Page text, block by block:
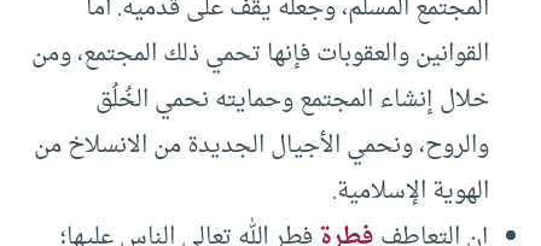
القوانين والعقوبات فإنها تحمي ذلك المجتمع، ومن
خلال إنشاء المجتمع وحمايته نحمي الخُلُق
والروح، ونحمي الأجيال الجديدة من الانسلاخ من
الهوية الإسلامية.
إن التعاطففطرةفطر الله تعالى الناس عليها؛